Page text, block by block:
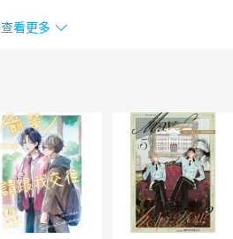
查看更多